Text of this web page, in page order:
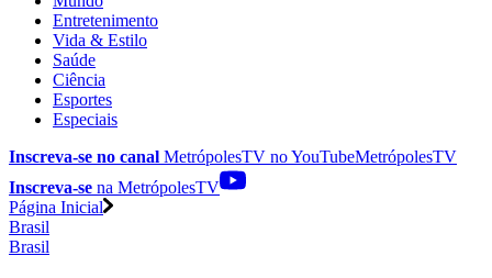
Entretenimento
Vida & Estilo
Saúde
Ciência
Esportes
Especiais
Inscreva-se no canal MetrópolesTV noYouTubeMetrópolesTV
Inscreva-se na MetrópolesTV
Página Inicial
Brasil
Brasil